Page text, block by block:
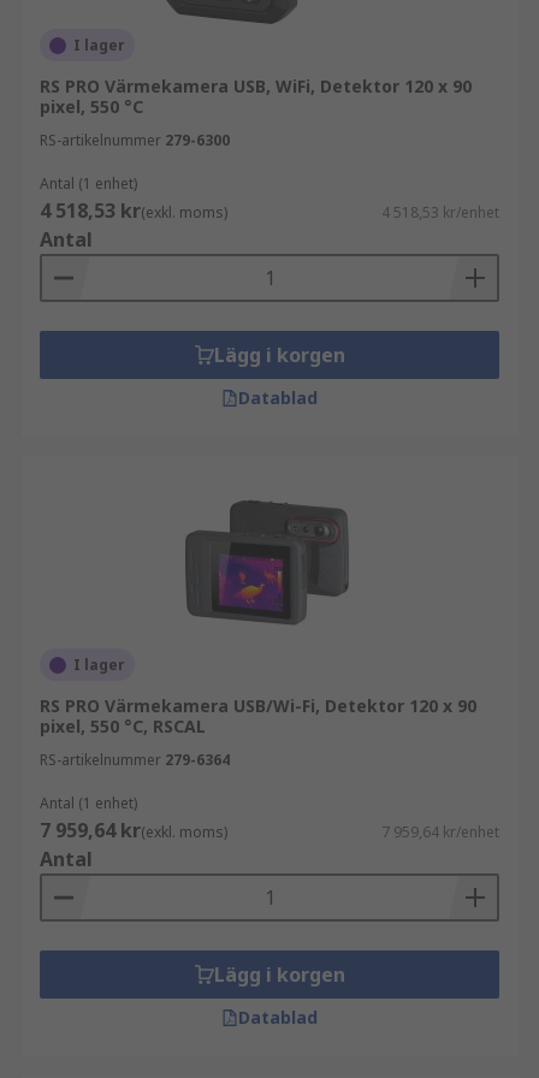
inspektion och felsökning
kontroll och service
Avancerade värmekameror erbjuder hög
Kameror med dataloggning möjliggör
dokumentation och rapportering
För professionella miljöer är modeller med hög
precision och avancerad bildanalys att föredra.
Viktiga specifikationer att jämföra
temperaturintervall och noggrannhet
upplösning och bildkvalitet
känslighet för temperaturförändringar
lagring och anslutningsmöjligheter
funktioner som analysverktyg och
Rätt specifikationer säkerställer tydliga och
tillförlitliga mätresultat.
Fördelar med professionella värmekameror
Värmekameror gör det möjligt att identifiera
problem snabbt utan att behöva stoppa drift
eller demontera utrustning. De förbättrar
säkerheten och effektiviteten vid underhåll och
felsökning.
I lager
RS PRO Värmekamera USB, WiFi, Detektor 120 x 90
pixel, 550 °C
RS-artikelnummer 279-6300
Antal (1 enhet)
4 518,53 kr(exkl. moms) 4 518,53 kr/enhet
Antal
Lägg i korgen
Datablad
I lager
RS PRO Värmekamera USB/Wi-Fi, Detektor 120 x 90
pixel, 550 °C, RSCAL
RS-artikelnummer 279-6364
Antal (1 enhet)
7 959,64 kr(exkl. moms) 7 959,64 kr/enhet
Antal
Lägg i korgen
Datablad